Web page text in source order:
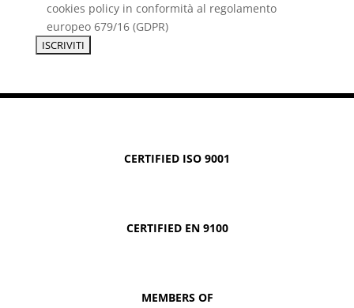
cookies policy in conformità al regolamento
europeo 679/16 (GDPR)
CERTIFIED ISO 9001
CERTIFIED EN 9100
MEMBERS OF